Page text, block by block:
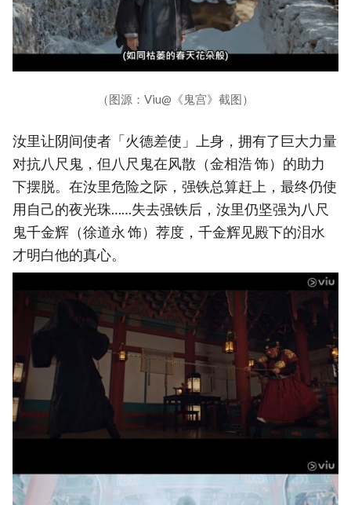
（图源：Viu@《鬼宫》截图）
汝里让阴间使者「火德差使」上身，拥有了巨大力量
对抗八尺鬼，但八尺鬼在风散（金相浩 饰）的助力
下摆脱。在汝里危险之际，强铁总算赶上，最终仍使
用自己的夜光珠……失去强铁后，汝里仍坚强为八尺
鬼千金辉（徐道永 饰）荐度，千金辉见殿下的泪水
才明白他的真心。